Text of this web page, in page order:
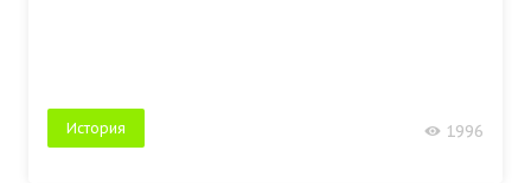
История 1996